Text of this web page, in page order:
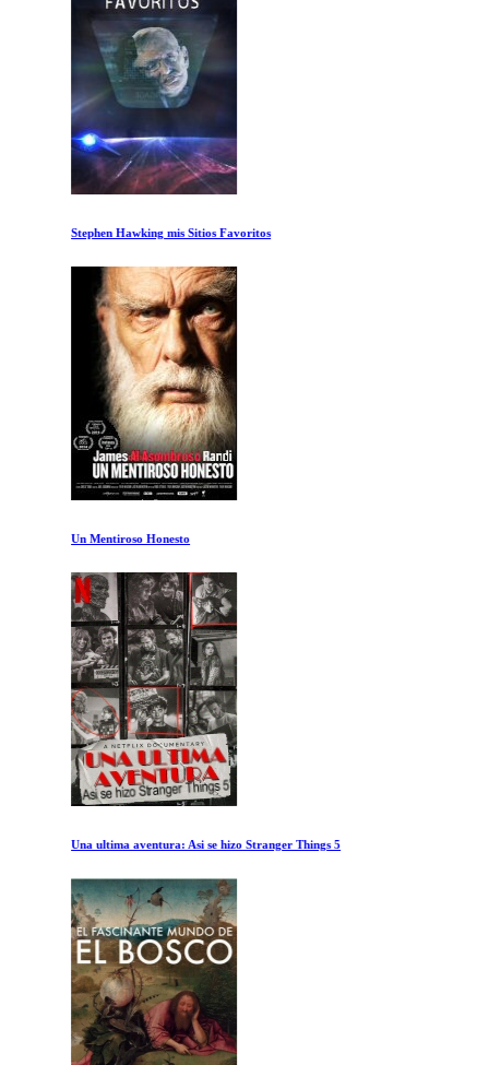
Stephen Hawking mis Sitios Favoritos
Un Mentiroso Honesto
Una ultima aventura: Asi se hizo Stranger Things 5